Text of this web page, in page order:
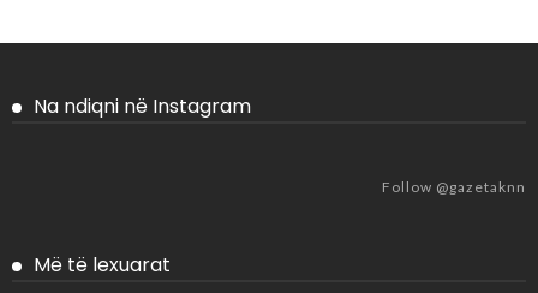
Na ndiqni në Instagram
Follow @gazetaknn
Më të lexuarat